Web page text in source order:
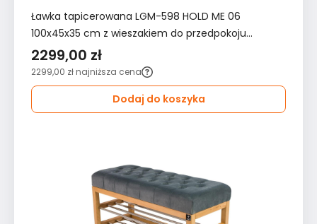
Ławka tapicerowana LGM-598 HOLD ME 06
100x45x35 cm z wieszakiem do przedpokoju
brązowa
2299,00 zł
2299,00 zł najniższa cena
Dodaj do koszyka